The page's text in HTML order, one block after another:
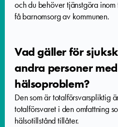
och du behöver tjänstgöra
få barnomsorg av kommunen.
Vad gäller för
andra personer med
hälsoproblem?
Den som är totalförsvarspliktig
totalförsvaret i den omfattning
hälsotillstånd tillåter.